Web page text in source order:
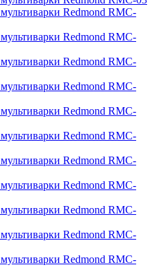
Redmond RMC-
Redmond RMC-
Redmond RMC-
Redmond RMC-
Redmond RMC-
Redmond RMC-
Redmond RMC-
Redmond RMC-
Redmond RMC-
Redmond RMC-
Redmond RMC-